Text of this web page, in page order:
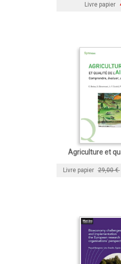
Livre papier
Agriculture et
Livre papier 29,00 €